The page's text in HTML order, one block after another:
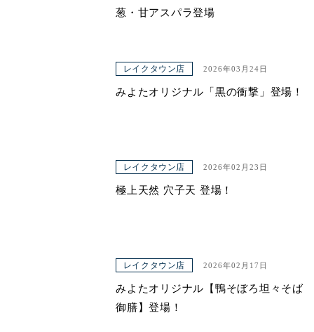
葱・甘アスパラ登場
レイクタウン店 2026年03月24日
みよたオリジナル「黒の衝撃」登場！
レイクタウン店 2026年02月23日
極上天然 穴子天 登場！
レイクタウン店 2026年02月17日
みよたオリジナル【鴨そぼろ坦々そば
御膳】登場！